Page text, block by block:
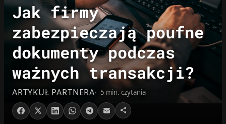
Jak firmy
zabezpieczają poufne
dokumenty podczas
ważnych transakcji?
ARTYKUŁ PARTNERA 5 min. czytania